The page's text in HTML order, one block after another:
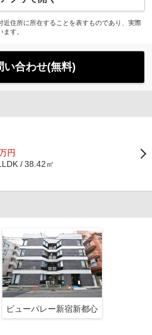
住所に所在することを表すものであり、実際
す。
い合わせ(無料)
円
38.42㎡
ビューパレー新宿新都心